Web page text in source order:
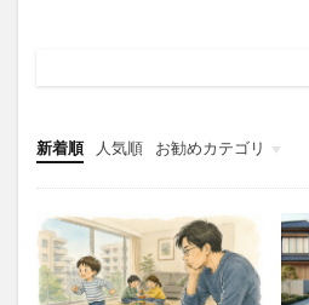
新着順 人気順 お勧めカテゴリ
注文住宅の基本
住宅の機能・性能
購入・建築プロセス